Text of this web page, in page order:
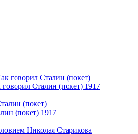
говорил Сталин (покет) 1917
(покет) 1917